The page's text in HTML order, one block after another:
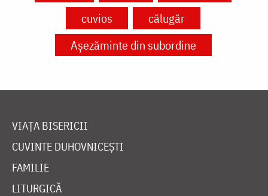
cuvios
călugăr
Așezăminte din subordine
VIAȚA BISERICII
CUVINTE DUHOVNICEȘTI
FAMILIE
LITURGICĂ